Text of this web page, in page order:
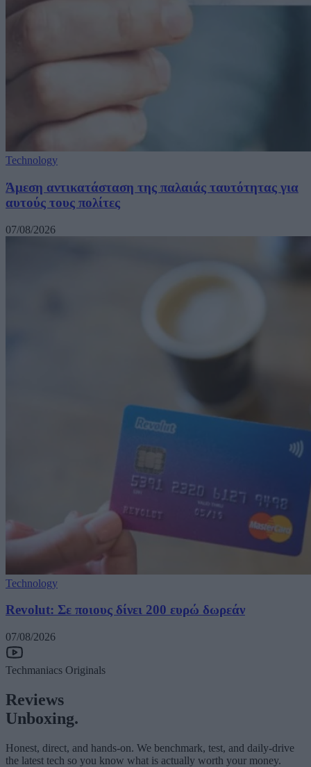
Technology
Άμεση αντικατάσταση της παλαιάς ταυτότητας για
αυτούς τους πολίτες
07/08/2026
Technology
Revolut: Σε ποιους δίνει 200 ευρώ δωρεάν
07/08/2026
Techmaniacs Originals
Reviews
Unboxing.
Honest, direct, and hands-on. We benchmark, test, and daily-drive
the latest tech so you know what is actually worth your money.